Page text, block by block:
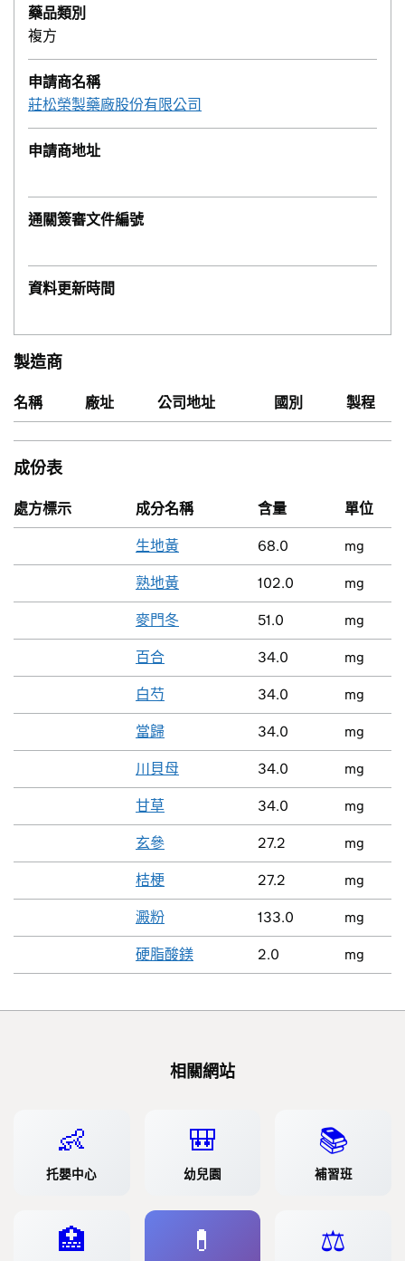
藥品類別
複方
申請商名稱
莊松榮製藥廠股份有限公司
申請商地址
通關簽審文件編號
資料更新時間
製造商
名稱 廠址 公司地址 國別 製程
成份表
處方標示 成分名稱 含量 單位
生地黃 68.0 mg
熟地黃 102.0 mg
麥門冬 51.0 mg
百合 34.0 mg
白芍 34.0 mg
當歸 34.0 mg
川貝母 34.0 mg
甘草 34.0 mg
玄參 27.2 mg
桔梗 27.2 mg
澱粉 133.0 mg
硬脂酸鎂 2.0 mg
相關網站
👶
托嬰中心
🎒
幼兒園
📚
補習班
🏥 💊 ⚖️